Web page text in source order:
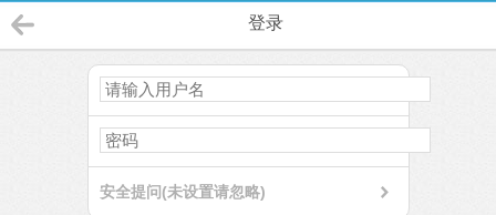
登录
安全提问(未设置请忽略)